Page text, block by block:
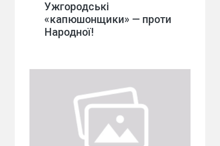
Ужгородські
«капюшонщики» — проти
Народної!